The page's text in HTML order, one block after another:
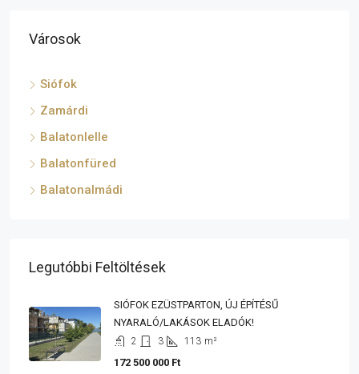
Városok
Siófok
Zamárdi
Balatonlelle
Balatonfüred
Balatonalmádi
Legutóbbi Feltöltések
SIÓFOK EZÜSTPARTON, ÚJ ÉPÍTÉSŰ
NYARALÓ/LAKÁSOK ELADÓK!
2 3 113 m²
172 500 000 Ft